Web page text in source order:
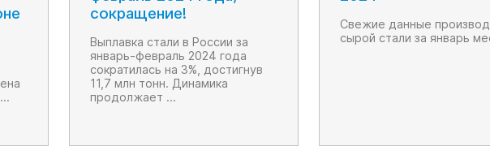
сокращение!
Выплавка стали в России за
январь-февраль 2024 года
сократилась на 3%, достигнув
11,7 млн тонн. Динамика
продолжает ...
Свежие данные
сырой стали за январь